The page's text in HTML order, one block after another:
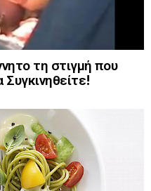
τη στιγμή που
Συγκινηθείτε!